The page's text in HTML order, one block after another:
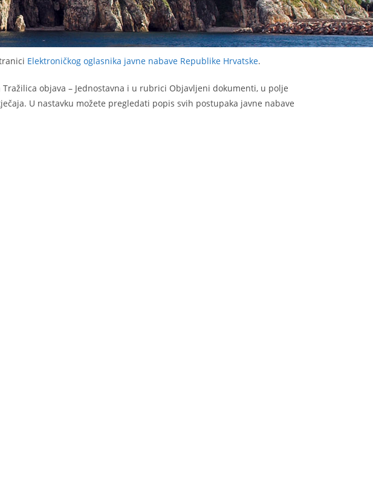
Elektroničkog oglasnika javne nabave Republike Hrvatske.
objava – Jednostavna i u rubrici Objavljeni dokumenti, u polje
U nastavku možete pregledati popis svih postupaka javne nabave